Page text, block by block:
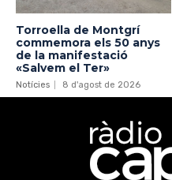
Torroella de Montgrí
commemora els 50 anys
de la manifestació
«Salvem el Ter»
Notícies 8 d'agost de 2026